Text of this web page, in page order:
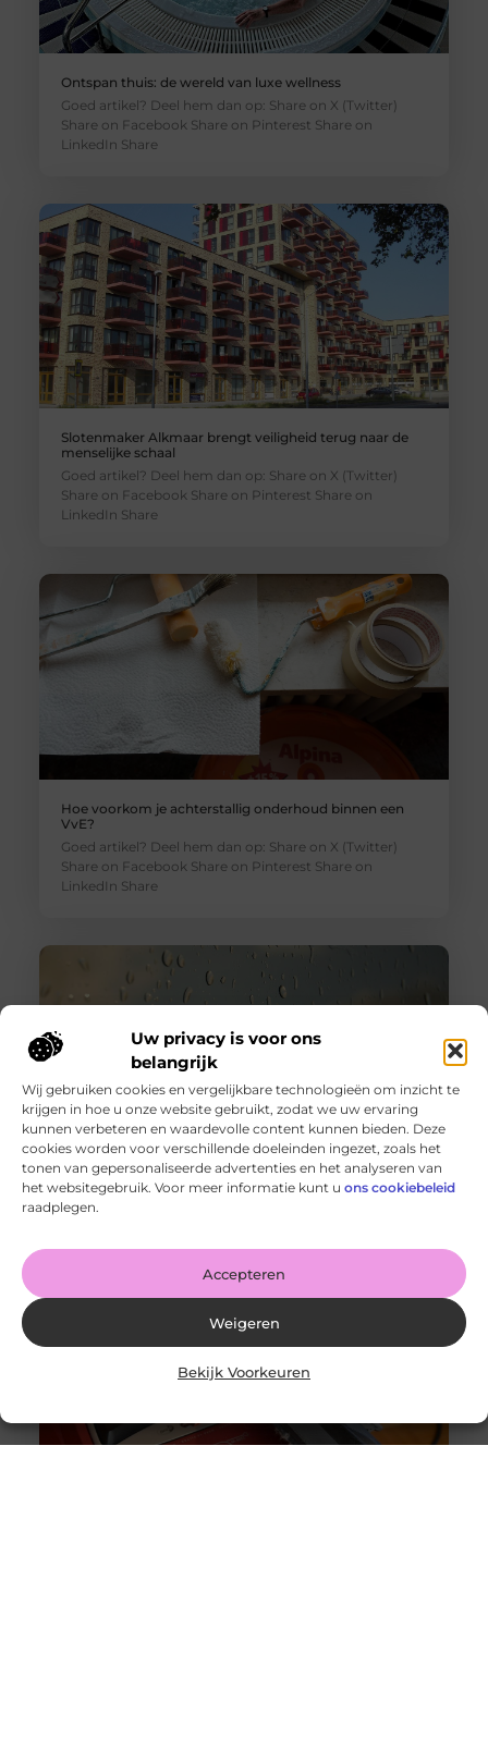
Uw privacy is voor ons
belangrijk
Wij gebruiken cookies en vergelijkbare technologieën om inzicht te
krijgen in hoe u onze website gebruikt, zodat we uw ervaring
kunnen verbeteren en waardevolle content kunnen bieden. Deze
cookies worden voor verschillende doeleinden ingezet, zoals het
tonen van gepersonaliseerde advertenties en het analyseren van
het websitegebruik. Voor meer informatie kunt u ons cookiebeleid
raadplegen.
Accepteren
Weigeren
Bekijk Voorkeuren
Ontspan thuis: de wereld van luxe wellness
Goed artikel? Deel hem dan op: Share on X (Twitter)
Share on Facebook Share on Pinterest Share on
LinkedIn Share
Slotenmaker Alkmaar brengt veiligheid terug naar de
menselijke schaal
Goed artikel? Deel hem dan op: Share on X (Twitter)
Share on Facebook Share on Pinterest Share on
LinkedIn Share
Hoe voorkom je achterstallig onderhoud binnen een
VvE?
Goed artikel? Deel hem dan op: Share on X (Twitter)
Share on Facebook Share on Pinterest Share on
LinkedIn Share
Wanneer schakel je een glaszetter in en wat kun je van
hem verwachten?
Goed artikel? Deel hem dan op: Share on X (Twitter)